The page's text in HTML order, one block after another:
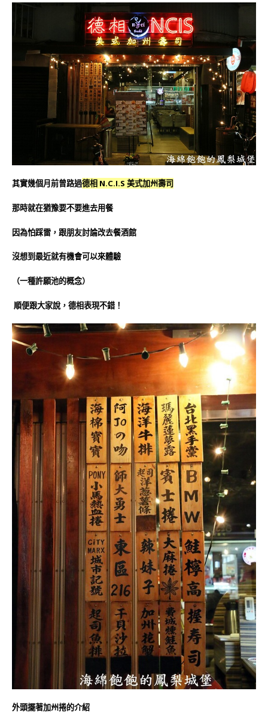
其實幾個月前曾路過德相 N.C.I.S 美式加州壽司
那時就在猶豫要不要進去用餐
因為怕踩雷，跟朋友討論改去餐酒館
沒想到最近就有機會可以來體驗
（一種許願池的概念）
順便跟大家說，德相表現不錯！
外頭擺著加州捲的介紹